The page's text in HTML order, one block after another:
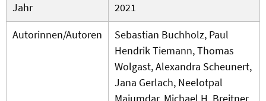
Jahr
2021
Autorinnen/Autoren
Sebastian Buchholz, Paul
Hendrik Tiemann, Thomas
Wolgast, Alexandra Scheunert,
Jana Gerlach, Neelotpal